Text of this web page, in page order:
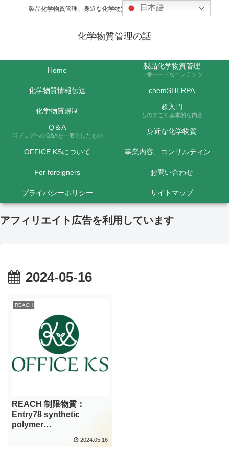
製品化学物質管理、身近な化学物質などの話題を取り上げます
化学物質管理の話
Home 製品化学物質管理
一番ハードなコンテンツ
化学物質情報伝達 chemSHERPA
化学物質規制 超入門
ものすごく基本的な内容
Q＆A
当ブログへのQ&Aを一般化したもの 身近な化学物質
OFFICE KSについて 事業内容、コンサルティング料金など
For foreigners お問い合わせ
プライバシーポリシー サイトマップ
アフィリエイト広告を利用しています
2024-05-16
REACH
REACH 制限物質：
Entry78 synthetic
polymer
2024.05.16
日本語